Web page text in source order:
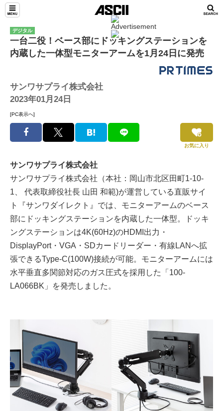
デジタル
一台二役！ベース部にドッキングステーションを
内蔵した一体型モニターアームを1月24日に発売
サンワサプライ株式会社
2023年01月24日
[PC表示へ]
お気に入り
サンワサプライ株式会社
サンワサプライ株式会社（本社：岡山市北区田町1-10-
1、 代表取締役社長 山田 和範)が運営している直販サイ
ト『サンワダイレクト』では、モニターアームのベース
部にドッキングステーションを内蔵した一体型。ドッキ
ングステーションは4K(60Hz)のHDMI出力・
DisplayPort・VGA・SDカードリーダー・有線LANへ拡
張できるType-C(100W)接続が可能。モニターアームには
水平垂直多関節対応のガス圧式を採用した「100-
LA066BK」を発売しました。